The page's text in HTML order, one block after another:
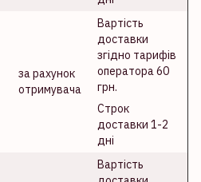
за рахунок
отримувача
Вартість
доставки
згідно тарифів
оператора 60
грн.
Строк
доставки 1-2
дні
Вартість